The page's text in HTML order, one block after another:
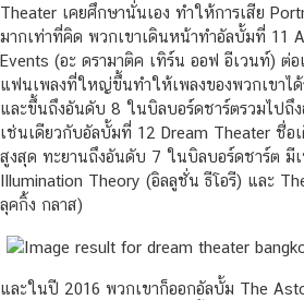
Theater เคยศึกษานั่นเอง ทำให้การเสีย
มากเท่าที่คิด พวกเขาเดินหน้าทำอัลบั้มที่ 11
Events (อะ ดรามาติค เทิร์น ออฟ อีเวนท์) ต่
แฟนเพลงที่ใหญ่ขึ้นทำให้เพลงของพวกเขาไ
และขึ้นถึงอันดับ 8 ในบิลบอร์ดชาร์ตรวมไปถึ
เช่นเดียวกับอัลบั้มที่ 12 Dream Theater ชื่อ
สูงสุด ทะยานถึงอันดับ 7 ในบิลบอร์ดชาร์ต มีเ
Illumination Theory (อิลลูชั่น ธีโอรี) และ
ลุคกิ้ง กลาส)
และในปี 2016 พวกเขาก็ออกอัลบั้ม The